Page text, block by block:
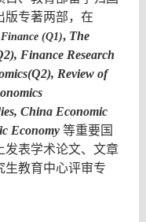
版专著两部，在
(Q1), The
Finance Research
Review of
, China Economic
Economy 等重要国
发表学术论文、文章
生教育中心评审专